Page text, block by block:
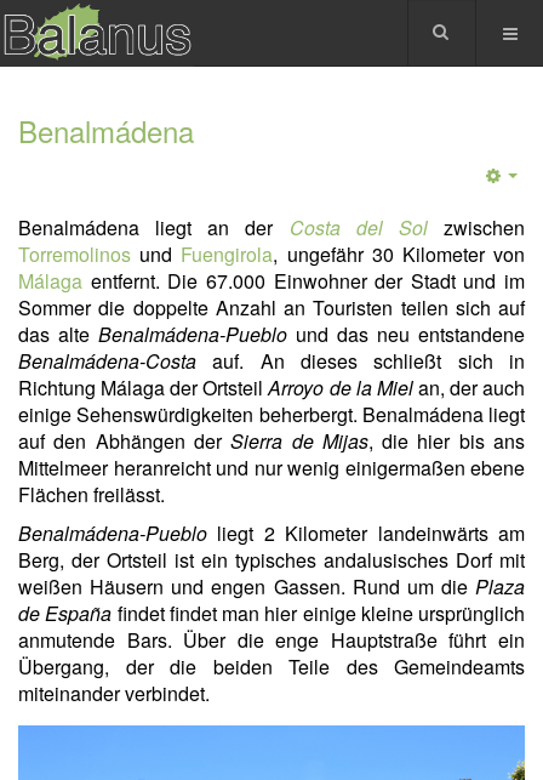
Benalmádena
Benalmádena liegt an der Costa del Solzwischen
Torremolinos und Fuengirola, ungefähr 30 Kilometer von
Málaga entfernt. Die 67.000 Einwohner der Stadt und im
Sommer die doppelte Anzahl an Touristen teilen sich auf
das alte Benalmádena-Pueblo und das neu entstandene
Benalmádena-Costa auf. An dieses schließt sich in
Richtung Málaga der OrtsteilArroyo de la Mielan, der auch
einige Sehenswürdigkeiten beherbergt. Benalmádena liegt
auf den Abhängen derSierra de Mijas, die hier bis ans
Mittelmeer heranreicht und nur wenig einigermaßen ebene
Flächen freilässt.
Benalmádena-Pueblo liegt 2 Kilometer landeinwärts am
Berg, der Ortsteil ist ein typisches andalusisches Dorf mit
weißen Häusern und engen Gassen. Rund um die Plaza
de España findet findet man hier einige kleine ursprünglich
anmutende Bars. Über die enge Hauptstraße führt ein
Übergang, der die beiden Teile des Gemeindeamts
miteinander verbindet.